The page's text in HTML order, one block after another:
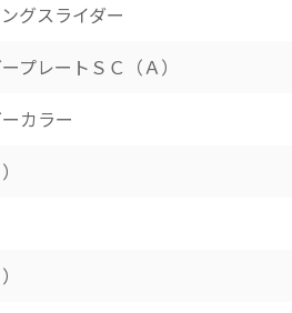
グスライダー
プレートＳＣ（Ａ）
カラー